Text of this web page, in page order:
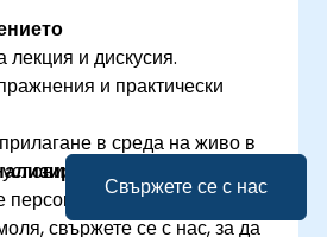
Свържете се с нас
и представяне на
и таблата за управление
да се улесни
в Power BI.
вградените аналитични
Power BI.
лекция и дискусия.
и практически
в среда на живо в
на обучението
персонализирано обучение
свържете се с нас, за да